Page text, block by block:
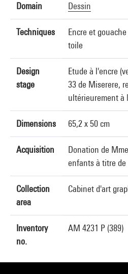
Domain Dessin
Techniques
Encre et
toile
Design
stage
Etude à l'encre
33 de Miserere,
ultérieurement à
Dimensions 65,2 x 50 cm
Acquisition
Donation de
enfants à titre
Collection
area
Cabinet d'art
Inventory
no.
AM 4231 P (389)